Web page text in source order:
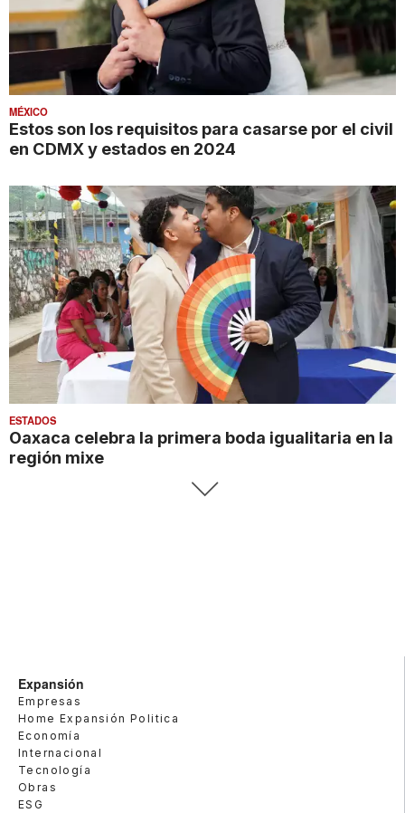
MÉXICO
Estos son los requisitos para casarse por el civil
en CDMX y estados en 2024
ESTADOS
Oaxaca celebra la primera boda igualitaria en la
región mixe
Expansión
Empresas
Home Expansión Politica
Economía
Internacional
Tecnología
Obras
ESG